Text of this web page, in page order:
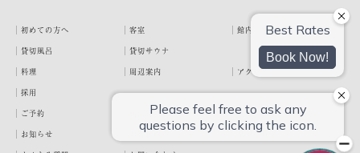
初めての方へ 客室
館内・施設
貸切風呂
貸切サウナ
料理
周辺案内
アクセス
採用
ご予約
宿泊約款
プライバシーポリシー
お知らせ
お客様の声
泉翠ブログ